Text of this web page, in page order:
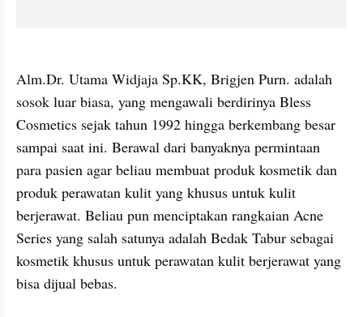
Alm.Dr. Utama Widjaja Sp.KK, Brigjen Purn. adalah
sosok luar biasa, yang mengawali berdirinya Bless
Cosmetics sejak tahun 1992 hingga berkembang besar
sampai saat ini. Berawal dari banyaknya permintaan
para pasien agar beliau membuat produk kosmetik dan
produk perawatan kulit yang khusus untuk kulit
berjerawat. Beliau pun menciptakan rangkaian Acne
Series yang salah satunya adalah Bedak Tabur sebagai
kosmetik khusus untuk perawatan kulit berjerawat yang
bisa dijual bebas.